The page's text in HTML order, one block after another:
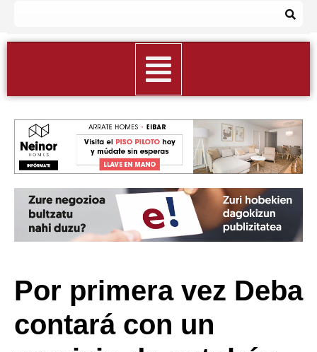
Por primera vez Deba
contará con un